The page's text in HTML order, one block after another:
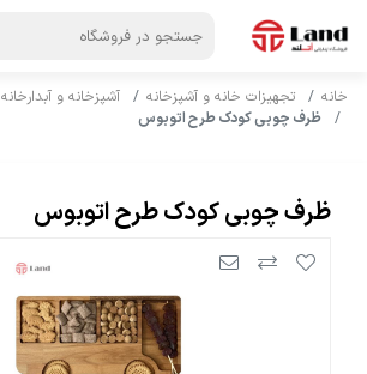
خانه تجهیزات خانه و آشپزخانه آشپزخانه و آبدارخانه
ظرف چوبی کودک طرح اتوبوس
ظرف چوبی کودک طرح اتوبوس